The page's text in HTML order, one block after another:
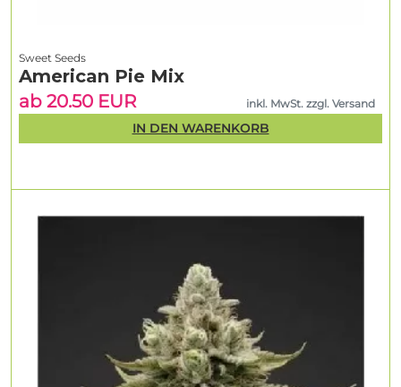
Sweet Seeds
American Pie Mix
ab 20.50 EUR
inkl. MwSt. zzgl. Versand
IN DEN WARENKORB